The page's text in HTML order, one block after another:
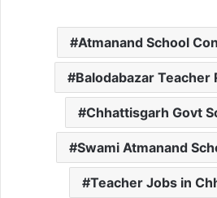
Atmanand School
Balodabazar Teacher
Chhattisgarh Govt
Swami Atmanand
Teacher Jobs in